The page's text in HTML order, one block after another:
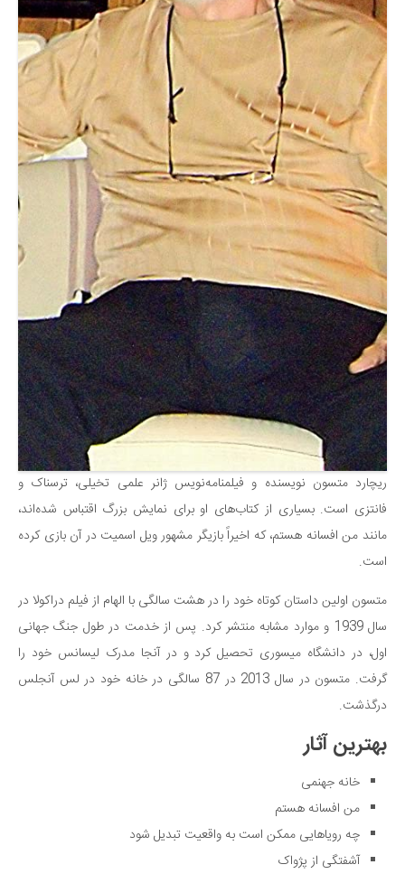
ریچارد متسون نویسنده و فیلمنامه‌نویس ژانر علمی تخیلی، ترسناک و
فانتزی است. بسیاری از کتاب‌های او برای نمایش بزرگ اقتباس شده‌اند،
مانند من افسانه هستم، که اخیراً بازیگر مشهور ویل اسمیت در آن بازی کرده
است.
متسون اولین داستان کوتاه خود را در هشت سالگی با الهام از فیلم دراکولا در
سال 1939 و موارد مشابه منتشر کرد. پس از خدمت در طول جنگ جهانی
اول، در دانشگاه میسوری تحصیل کرد و در آنجا مدرک لیسانس خود را
گرفت. متسون در سال 2013 در 87 سالگی در خانه خود در لس آنجلس
درگذشت.
بهترین آثار
خانه جهنمی
من افسانه هستم
چه رویاهایی ممکن است به واقعیت تبدیل شود
آشفتگی از پژواک